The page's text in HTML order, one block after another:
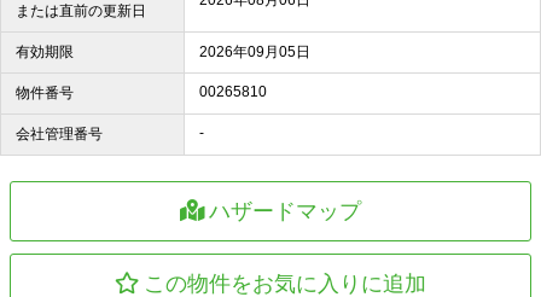
または直前の更新日
有効期限 2026年09月05日
物件番号 00265810
会社管理番号 -
ハザードマップ
この物件をお気に入りに追加